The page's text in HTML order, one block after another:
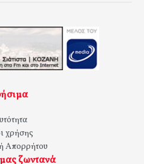
χρήσης
Απορρήτου
ζωντανά